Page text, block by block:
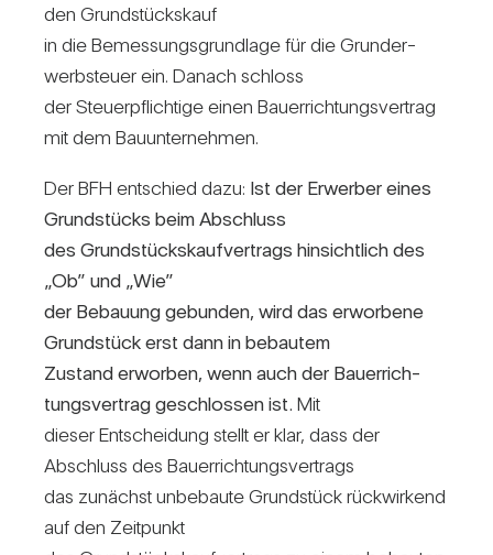
den Grund­stücks­kauf
in die Bemes­sungs­grund­lage für die Grund­er­
werb­steuer ein. Danach schloss
der Steu­er­pflich­tige einen Bau­er­rich­tungs­ver­trag
mit dem Bau­un­ter­nehmen.
Der BFH ent­schied dazu: Ist der Erwerber eines
Grund­stücks beim Abschluss
des Grund­stücks­kauf­ver­trags hin­sicht­lich des
„Ob” und „Wie”
der Bebauung gebunden, wird das erwor­bene
Grund­stück erst dann in bebautem
Zustand erworben, wenn auch der Bau­er­rich­
tungs­ver­trag geschlossen ist. Mit
dieser Ent­schei­dung stellt er klar, dass der
Abschluss des Bau­er­rich­tungs­ver­trags
das zunächst unbe­baute Grund­stück rück­wir­kend
auf den Zeit­punkt